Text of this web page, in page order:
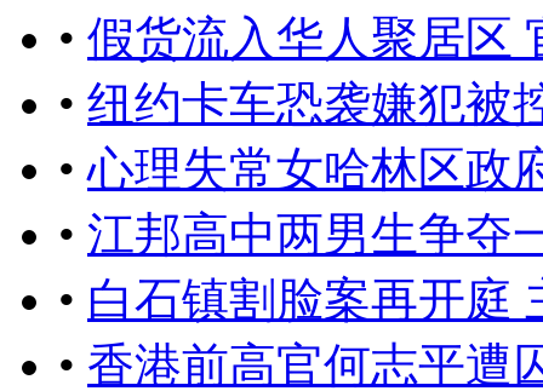
• 假货流入华人聚居区
• 纽约卡车恐袭嫌犯被
•心理失常女哈林区政
• 江邦高中两男生争夺
• 白石镇割脸案再开庭
• 香港前高官何志平遭